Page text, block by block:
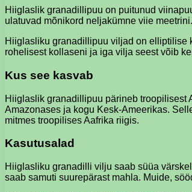
Hiiglaslik granadillipuu on puitunud
ulatuvad mõnikord neljakümne viie
Hiiglasliku granadillipuu viljad on elliptilise
rohelisest kollaseni ja iga vilja seest võib
Kus see kasvab
Hiiglaslik granadillipuu pärineb troopilisest
Amazonases ja kogu Kesk-Ameerikas.
mitmes troopilises Aafrika riigis.
Kasutusalad
Hiiglasliku granadilli vilju saab süüa
saab samuti suurepärast mahla. Muide,